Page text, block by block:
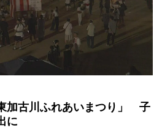
加古川ふれあいまつり」 子
に